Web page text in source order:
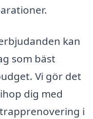
kan
som bäst
Vi gör det
dig med
i